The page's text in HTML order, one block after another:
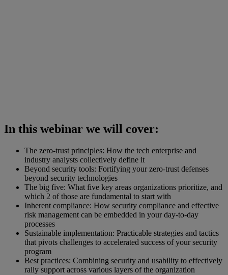
In this webinar we will cover:
The zero-trust principles: How the tech enterprise and
industry analysts collectively define it
Beyond security tools: Fortifying your zero-trust defenses
beyond security technologies
The big five: What five key areas organizations prioritize, and
which 2 of those are fundamental to start with
Inherent compliance: How security compliance and effective
risk management can be embedded in your day-to-day
processes
Sustainable implementation: Practicable strategies and tactics
that pivots challenges to accelerated success of your security
program
Best practices: Combining security and usability to effectively
rally support across various layers of the organization